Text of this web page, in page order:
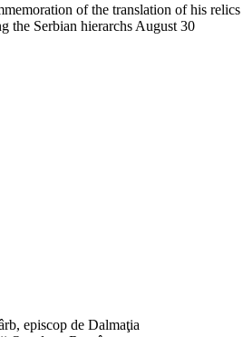
of the translation of his relics
the Serbian hierarchs August 30
episcop de Dalmaţia